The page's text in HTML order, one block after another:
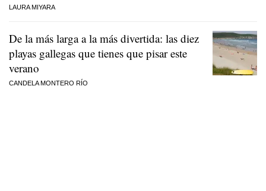
LAURA MIYARA
De la más larga a la más divertida: las diez
playas gallegas que tienes que pisar este
verano
CANDELA MONTERO RÍO